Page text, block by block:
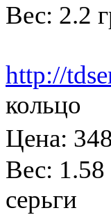
Вес: 2.2
http://
кольцо
Цена:
Вес: 1.58
серьги